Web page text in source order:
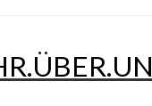
2023